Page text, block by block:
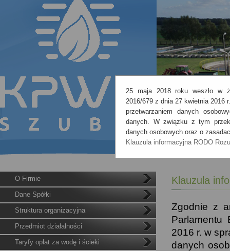
O Firmie
Dane Spółki
Struktura organizacyjna
Przedmiot działalności
Taryfy opłat za wodę i ścieki
Klauzula
Zgodnie z
Parlamentu
2016 r. w
danych
25 maja 2018 roku weszło w
2016/679 z dnia 27 kwietnia 2016
przetwarzaniem danych
danych. W związku z tym
danych osobowych oraz o
Klauzula informacyjna RODO